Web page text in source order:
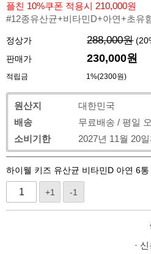
플친 10%쿠폰 적용시 210,000원
#12종유산균+비타민D+아연+초유
정상가 288,000원 (20
판매가
230,000원
적립금 1%(2300원)
원산지
대한민국
배송
무료배송 / 평일
소비기한
2027년 11월 20
하이웰 키즈 유산균 비타민D 아연 6통
+1 -1
·